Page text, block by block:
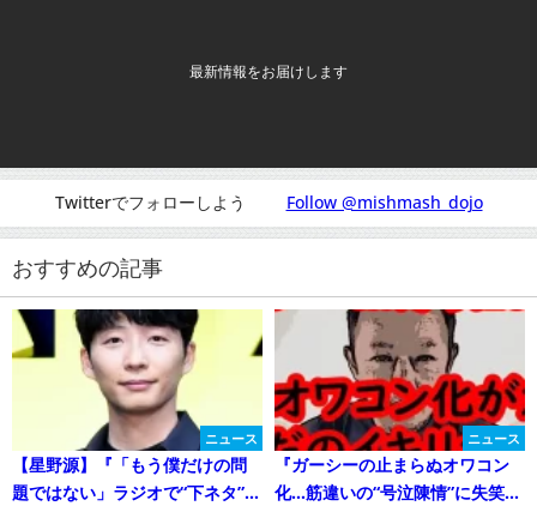
最新情報をお届けします
Twitterでフォローしよう Follow @mishmash_dojo
おすすめの記事
ニュース
【星野源】『「もう僕だけの問
題ではない」ラジオで“下ネタ”激
ニュース
『ガーシーの止まらぬオワコン
化…筋違いの“号泣陳情”に失笑の